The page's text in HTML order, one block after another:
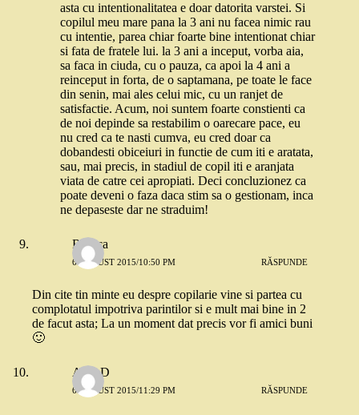
asta cu intentionalitatea e doar datorita varstei. Si
copilul meu mare pana la 3 ani nu facea nimic rau
cu intentie, parea chiar foarte bine intentionat chiar
si fata de fratele lui. la 3 ani a inceput, vorba aia,
sa faca in ciuda, cu o pauza, ca apoi la 4 ani a
reinceput in forta, de o saptamana, pe toate le face
din senin, mai ales celui mic, cu un ranjet de
satisfactie. Acum, noi suntem foarte constienti ca
de noi depinde sa restabilim o oarecare pace, eu
nu cred ca te nasti cumva, eu cred doar ca
dobandesti obiceiuri in functie de cum iti e aratata,
sau, mai precis, in stadiul de copil iti e aranjata
viata de catre cei apropiati. Deci concluzionez ca
poate deveni o faza daca stim sa o gestionam, inca
ne depaseste dar ne straduim!
Rodica
6 AUGUST 2015/10:50 PM RĂSPUNDE
Din cite tin minte eu despre copilarie vine si partea cu
complotatul impotriva parintilor si e mult mai bine in 2
de facut asta; La un moment dat precis vor fi amici buni
🙂
AlinaD
6 AUGUST 2015/11:29 PM RĂSPUNDE